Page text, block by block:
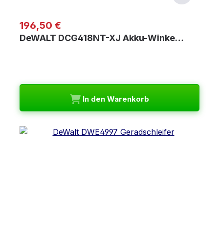
Regulärer Preis:
196,50 €
DeWALT DCG418NT-XJ Akku-Winke…
In den Warenkorb